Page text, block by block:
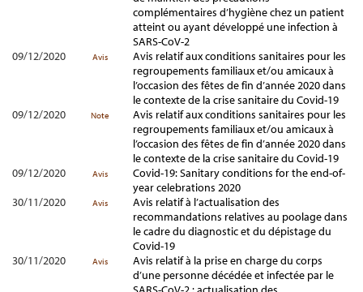
complémentaires d’hygiène chez un patient
atteint ou ayant développé une infection à
SARS-CoV-2
09/12/2020
Avis
Avis relatif aux conditions sanitaires pour les
regroupements familiaux et/ou amicaux à
l’occasion des fêtes de fin d’année 2020 dans
le contexte de la crise sanitaire du Covid-19
09/12/2020
Note
Avis relatif aux conditions sanitaires pour les
regroupements familiaux et/ou amicaux à
l’occasion des fêtes de fin d’année 2020 dans
le contexte de la crise sanitaire du Covid-19
09/12/2020
Avis
Covid-19: Sanitary conditions for the end-of-
year celebrations 2020
30/11/2020
Avis
Avis relatif à l’actualisation des
recommandations relatives au poolage dans
le cadre du diagnostic et du dépistage du
Covid-19
30/11/2020
Avis
Avis relatif à la prise en charge du corps
d’une personne décédée et infectée par le